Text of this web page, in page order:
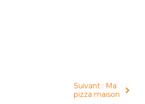
Suivant : Ma
pizza maison